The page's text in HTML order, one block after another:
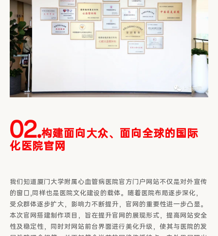
02.构建面向大众、面向全球的国际
化医院官网
我们知道厦门大学附属心血管病医院官方门户网站不仅是对外宣传
的窗口,同样也是医院文化建设的载体。随着医院布局逐步深化，
受众群体逐步扩大，影响力不断提升，官网的重要性进一步凸显。
本次官网搭建制作项目，旨在提升官网的展现形式，提高网站安全
性及稳定性，同时对网站前台界面进行美化升级，使其与医院的发